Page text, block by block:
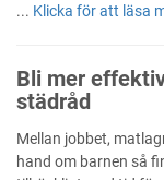
... Klicka för att läsa
Bli mer
städråd
Mellan jobbet,
hand om barnen så